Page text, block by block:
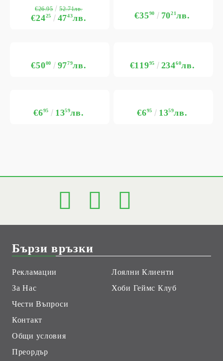
€2425 4743лв.
€26.95 52.71лв.
€3590 7021лв.
€5000 9779лв. €11995 23460лв.
€695 1359лв. €695 1359лв.
Бързи връзки
Рекламации
За Нас
Чести Въпроси
Контакт
Общи условия
Преордър
Лоялни Клиенти
Хоби Геймс Клуб